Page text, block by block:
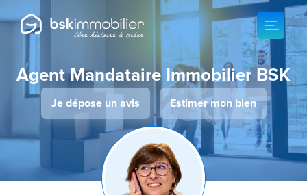
Agent Mandataire Immobilier BSK
Je dépose un avis Estimer mon bien